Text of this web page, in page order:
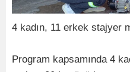
4 kadın, 11 erkek stajyer
Program kapsamında 4